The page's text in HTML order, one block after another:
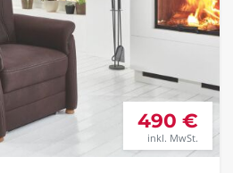
490 €
inkl. MwSt.